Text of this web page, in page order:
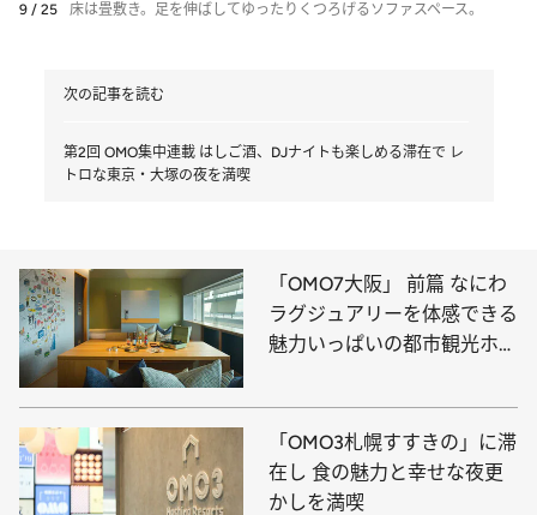
9 / 25 床は畳敷き。足を伸ばしてゆったりくつろげるソファスペース。
次の記事を読む
第2回 OMO集中連載 はしご酒、DJナイトも楽しめる滞在で レ
トロな東京・大塚の夜を満喫
「OMO7大阪」 前篇 なにわ
ラグジュアリーを体感できる
魅力いっぱいの都市観光ホテ
「OMO3札幌すすきの」に滞
在し 食の魅力と幸せな夜更
かしを満喫